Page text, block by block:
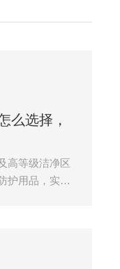
么选择，
高等级洁净区
护用品，实际